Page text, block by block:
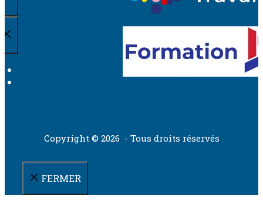
Copyright © 2026 - Tous droits réservés
FERMER